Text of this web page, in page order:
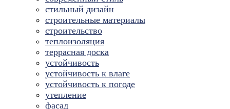
стильный дизайн
строительные материалы
строительство
теплоизоляция
террасная доска
устойчивость
устойчивость к влаге
устойчивость к погоде
утепление
фасад